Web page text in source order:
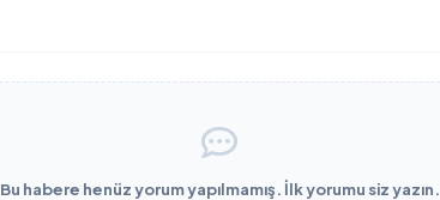
Bu habere henüz yorum yapılmamış. İlk yorumu siz yazın.